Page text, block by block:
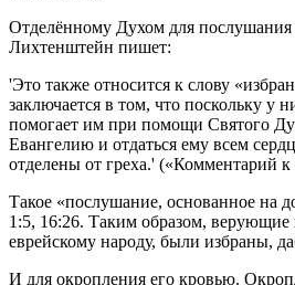
Отделённому Духом для
Лихтенштейн пишет:
'Это также относится к слову
заключается в том, что поскольку у
помогает им при помощи Святого
Евангелию и отдаться ему всем
отделены от греха.' («Комментарий
Такое «послушание, основанное на
1:5, 16:26. Таким образом,
еврейскому народу, были избраны,
И для окропления его кровью.